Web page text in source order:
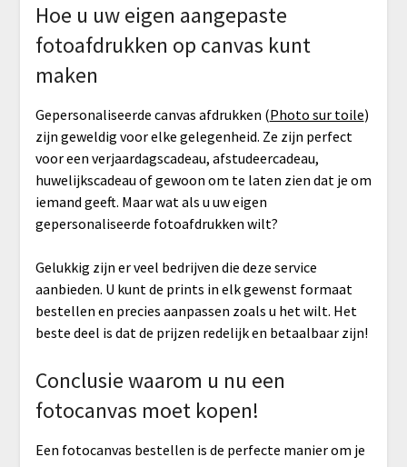
Hoe u uw eigen aangepaste
fotoafdrukken op canvas kunt
maken
Gepersonaliseerde canvas afdrukken (Photo sur toile)
zijn geweldig voor elke gelegenheid. Ze zijn perfect
voor een verjaardagscadeau, afstudeercadeau,
huwelijkscadeau of gewoon om te laten zien dat je om
iemand geeft. Maar wat als u uw eigen
gepersonaliseerde fotoafdrukken wilt?
Gelukkig zijn er veel bedrijven die deze service
aanbieden. U kunt de prints in elk gewenst formaat
bestellen en precies aanpassen zoals u het wilt. Het
beste deel is dat de prijzen redelijk en betaalbaar zijn!
Conclusie waarom u nu een
fotocanvas moet kopen!
Een fotocanvas bestellen is de perfecte manier om je